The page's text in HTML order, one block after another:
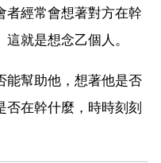
者經常會想著對方在幹
就是想念乙個人。
能幫助他，想著他是否
否在幹什麼，時時刻刻